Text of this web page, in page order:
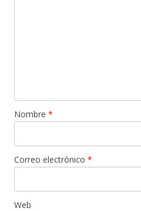
Nombre *
Correo electrónico *
Web